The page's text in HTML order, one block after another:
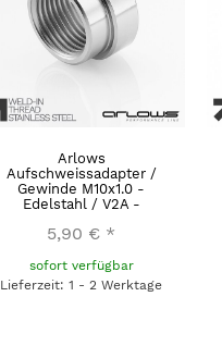
Arlows
Aufschweissadapter /
Gewinde M10x1.0 -
Edelstahl / V2A -
5,90 € *
sofort verfügbar
Lieferzeit: 1 - 2 Werktage